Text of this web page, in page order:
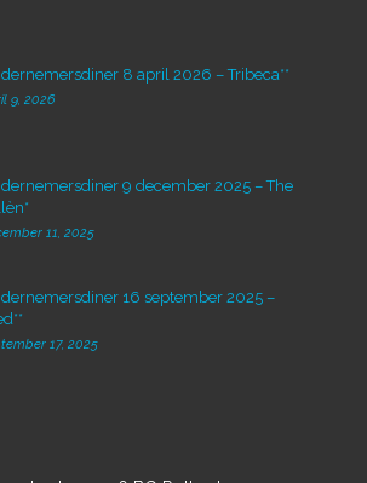
8 april 2026 – Tribeca**
9, 2026
9 december 2025 – The
11, 2025
16 september 2025 –
17, 2025